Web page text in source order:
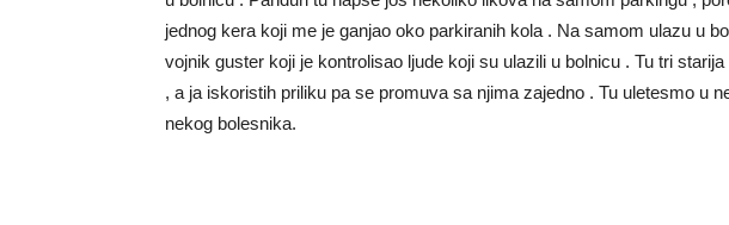
jednog kera koji me je ganjao oko parkiranih kola . Na samom ulazu u
vojnik guster koji je kontrolisao ljude koji su ulazili u bolnicu . Tu tri
, a ja iskoristih priliku pa se promuva sa njima zajedno . Tu uletesmo u
nekog bolesnika.